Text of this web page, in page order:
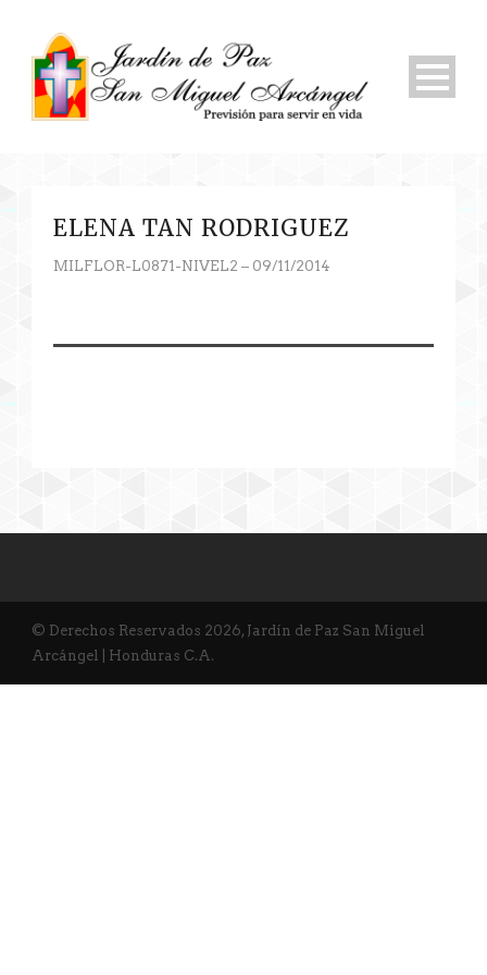
ELENA TAN RODRIGUEZ
MILFLOR-L0871-NIVEL2 – 09/11/2014
© Derechos Reservados 2026, Jardín de Paz San Miguel
Arcángel | Honduras C.A.